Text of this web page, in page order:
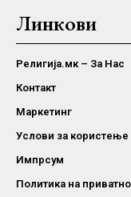
Линкови
Религија.мк – За Нас
Контакт
Маркетинг
Услови за користење
Импрсум
Политика на